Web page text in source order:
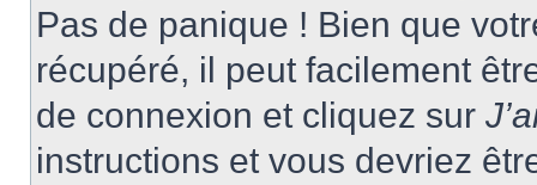
Pas de panique ! Bien que
récupéré, il peut facilement
de connexion et cliquez sur
instructions et vous devriez